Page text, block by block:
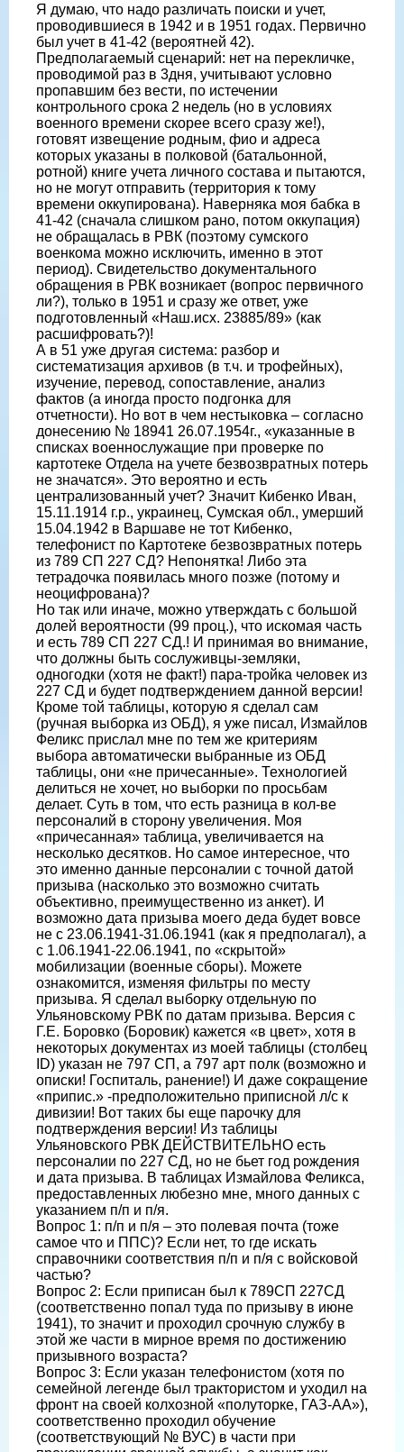
Я думаю, что надо различать поиски и учет,
проводившиеся в 1942 и в 1951 годах. Первично
был учет в 41-42 (вероятней 42).
Предполагаемый сценарий: нет на перекличке,
проводимой раз в 3дня, учитывают условно
пропавшим без вести, по истечении
контрольного срока 2 недель (но в условиях
военного времени скорее всего сразу же!),
готовят извещение родным, фио и адреса
которых указаны в полковой (батальонной,
ротной) книге учета личного состава и пытаются,
но не могут отправить (территория к тому
времени оккупирована). Наверняка моя бабка в
41-42 (сначала слишком рано, потом оккупация)
не обращалась в РВК (поэтому сумского
военкома можно исключить, именно в этот
период). Свидетельство документального
обращения в РВК возникает (вопрос первичного
ли?), только в 1951 и сразу же ответ, уже
подготовленный «Наш.исх. 23885/89» (как
расшифровать?)!
А в 51 уже другая система: разбор и
систематизация архивов (в т.ч. и трофейных),
изучение, перевод, сопоставление, анализ
фактов (а иногда просто подгонка для
отчетности). Но вот в чем нестыковка – согласно
донесению № 18941 26.07.1954г., «указанные в
списках военнослужащие при проверке по
картотеке Отдела на учете безвозвратных потерь
не значатся». Это вероятно и есть
централизованный учет? Значит Кибенко Иван,
15.11.1914 г.р., украинец, Сумская обл., умерший
15.04.1942 в Варшаве не тот Кибенко,
телефонист по Картотеке безвозвратных потерь
из 789 СП 227 СД? Непонятка! Либо эта
тетрадочка появилась много позже (потому и
неоцифрована)?
Но так или иначе, можно утверждать с большой
долей вероятности (99 проц.), что искомая часть
и есть 789 СП 227 СД.! И принимая во внимание,
что должны быть сослуживцы-земляки,
одногодки (хотя не факт!) пара-тройка человек из
227 СД и будет подтверждением данной версии!
Кроме той таблицы, которую я сделал сам
(ручная выборка из ОБД), я уже писал, Измайлов
Феликс прислал мне по тем же критериям
выбора автоматически выбранные из ОБД
таблицы, они «не причесанные». Технологией
делиться не хочет, но выборки по просьбам
делает. Суть в том, что есть разница в кол-ве
персоналий в сторону увеличения. Моя
«причесанная» таблица, увеличивается на
несколько десятков. Но самое интересное, что
это именно данные персоналии с точной датой
призыва (насколько это возможно считать
объективно, преимущественно из анкет). И
возможно дата призыва моего деда будет вовсе
не с 23.06.1941-31.06.1941 (как я предполагал), а
с 1.06.1941-22.06.1941, по «скрытой»
мобилизации (военные сборы). Можете
ознакомится, изменяя фильтры по месту
призыва. Я сделал выборку отдельную по
Ульяновскому РВК по датам призыва. Версия с
Г.Е. Боровко (Боровик) кажется «в цвет», хотя в
некоторых документах из моей таблицы (столбец
ID) указан не 797 СП, а 797 арт полк (возможно и
описки! Госпиталь, ранение!) И даже сокращение
«припис.» -предположительно приписной л/с к
дивизии! Вот таких бы еще парочку для
подтверждения версии! Из таблицы
Ульяновского РВК ДЕЙСТВИТЕЛЬНО есть
персоналии по 227 СД, но не бьет год рождения
и дата призыва. В таблицах Измайлова Феликса,
предоставленных любезно мне, много данных с
указанием п/п и п/я.
Вопрос 1: п/п и п/я – это полевая почта (тоже
самое что и ППС)? Если нет, то где искать
справочники соответствия п/п и п/я с войсковой
частью?
Вопрос 2: Если приписан был к 789СП 227СД
(соответственно попал туда по призыву в июне
1941), то значит и проходил срочную службу в
этой же части в мирное время по достижению
призывного возраста?
Вопрос 3: Если указан телефонистом (хотя по
семейной легенде был трактористом и уходил на
фронт на своей колхозной «полуторке, ГАЗ-АА»),
соответственно проходил обучение
(соответствующий № ВУС) в части при